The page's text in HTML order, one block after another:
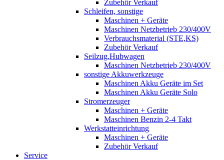
Zubehör Verkauf
Schleifen, sonstige
Maschinen + Geräte
Maschinen Netzbetrieb 230/400V
Verbrauchsmaterial (STE,KS)
Zubehör Verkauf
Seilzug,Hubwagen
Maschinen Netzbetrieb 230/400V
sonstige Akkuwerkzeuge
Maschinen Akku Geräte im Set
Maschinen Akku Geräte Solo
Stromerzeuger
Maschinen + Geräte
Maschinen Benzin 2-4 Takt
Werkstatteinrichtung
Maschinen + Geräte
Zubehör Verkauf
Service